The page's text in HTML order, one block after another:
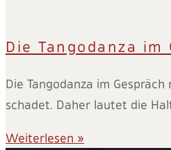
Die Tangodanza im
Die Tangodanza im
schadet. Daher lautet die
Weiterlesen »